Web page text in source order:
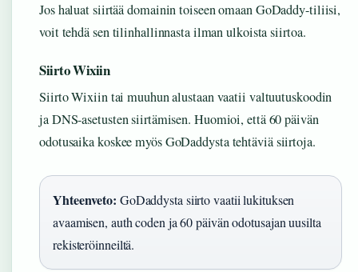
Jos haluat siirtää domainin toiseen omaan GoDaddy-tiliisi,
voit tehdä sen tilinhallinnasta ilman ulkoista siirtoa.
Siirto Wixiin
Siirto Wixiin tai muuhun alustaan vaatii valtuutuskoodin
ja DNS-asetusten siirtämisen. Huomioi, että 60 päivän
odotusaika koskee myös GoDaddysta tehtäviä siirtoja.
Yhteenveto: GoDaddysta siirto vaatii lukituksen
avaamisen, auth coden ja 60 päivän odotusajan uusilta
rekisteröinneiltä.